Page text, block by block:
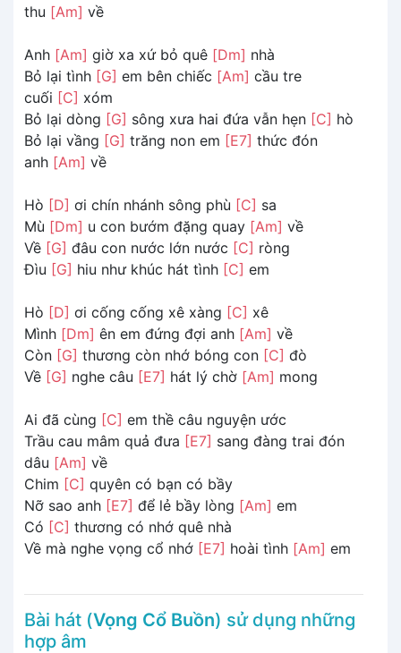
thu [Am] về
Anh [Am] giờ xa xứ bỏ quê [Dm] nhà
Bỏ lại tình [G] em bên chiếc [Am] cầu tre
cuối [C] xóm
Bỏ lại dòng [G] sông xưa hai đứa vẫn hẹn [C] hò
Bỏ lại vầng [G] trăng non em [E7] thức đón
anh [Am] về
Hò [D] ơi chín nhánh sông phù [C] sa
Mù [Dm] u con bướm đặng quay [Am] về
Về [G] đâu con nước lớn nước [C] ròng
Đìu [G] hiu như khúc hát tình [C] em
Hò [D] ơi cống cống xê xàng [C] xê
Mình [Dm] ên em đứng đợi anh [Am] về
Còn [G] thương còn nhớ bóng con [C] đò
Về [G] nghe câu [E7] hát lý chờ [Am] mong
Ai đã cùng [C] em thề câu nguyện ước
Trầu cau mâm quả đưa [E7] sang đàng trai đón
dâu [Am] về
Chim [C] quyên có bạn có bầy
Nỡ sao anh [E7] để lẻ bầy lòng [Am] em
Có [C] thương có nhớ quê nhà
Về mà nghe vọng cổ nhớ [E7] hoài tình [Am] em
Bài hát (Vọng Cổ Buồn) sử dụng những
hợp âm